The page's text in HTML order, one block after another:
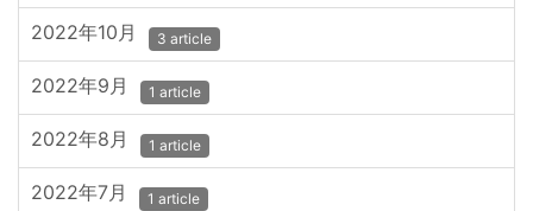
2022年10月 3 article
2022年9月 1 article
2022年8月 1 article
2022年7月 1 article